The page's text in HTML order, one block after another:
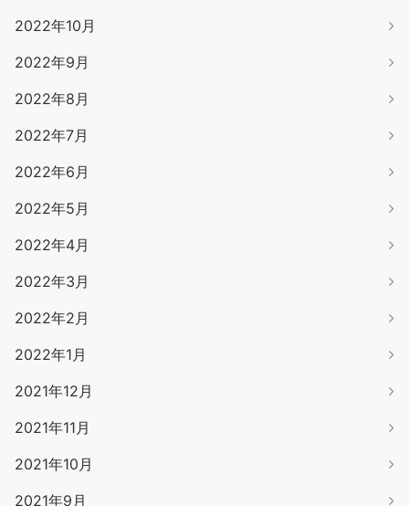
2022年10月
2022年9月
2022年8月
2022年7月
2022年6月
2022年5月
2022年4月
2022年3月
2022年2月
2022年1月
2021年12月
2021年11月
2021年10月
2021年9月